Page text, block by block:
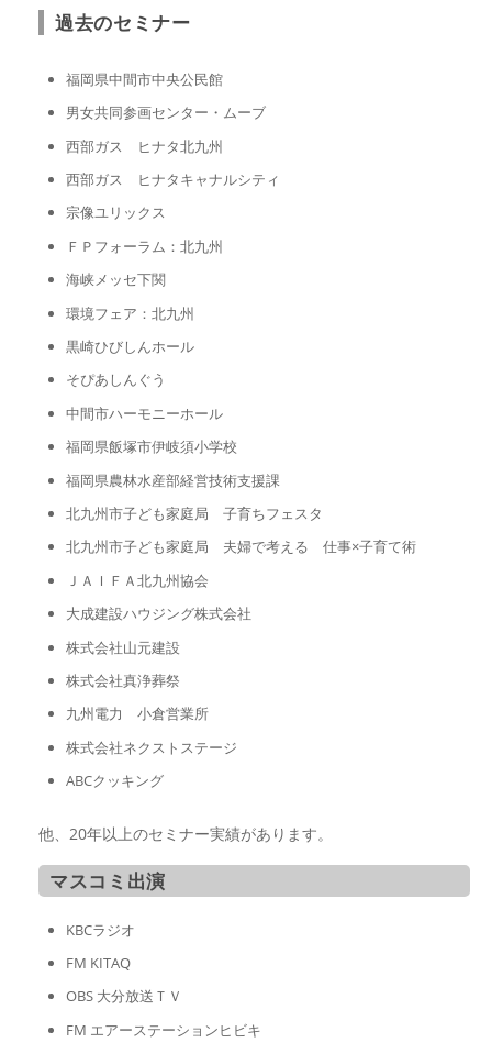
過去のセミナー
福岡県中間市中央公民館
男女共同参画センター・ムーブ
西部ガス ヒナタ北九州
西部ガス ヒナタキャナルシティ
宗像ユリックス
ＦＰフォーラム：北九州
海峡メッセ下関
環境フェア：北九州
黒崎ひびしんホール
そぴあしんぐう
中間市ハーモニーホール
福岡県飯塚市伊岐須小学校
福岡県農林水産部経営技術支援課
北九州市子ども家庭局 子育ちフェスタ
北九州市子ども家庭局 夫婦で考える 仕事×子育て術
ＪＡＩＦＡ北九州協会
大成建設ハウジング株式会社
株式会社山元建設
株式会社真浄葬祭
九州電力 小倉営業所
株式会社ネクストステージ
ABCクッキング
他、20年以上のセミナー実績があります。
マスコミ出演
KBCラジオ
FM KITAQ
OBS 大分放送ＴＶ
FM エアーステーションヒビキ